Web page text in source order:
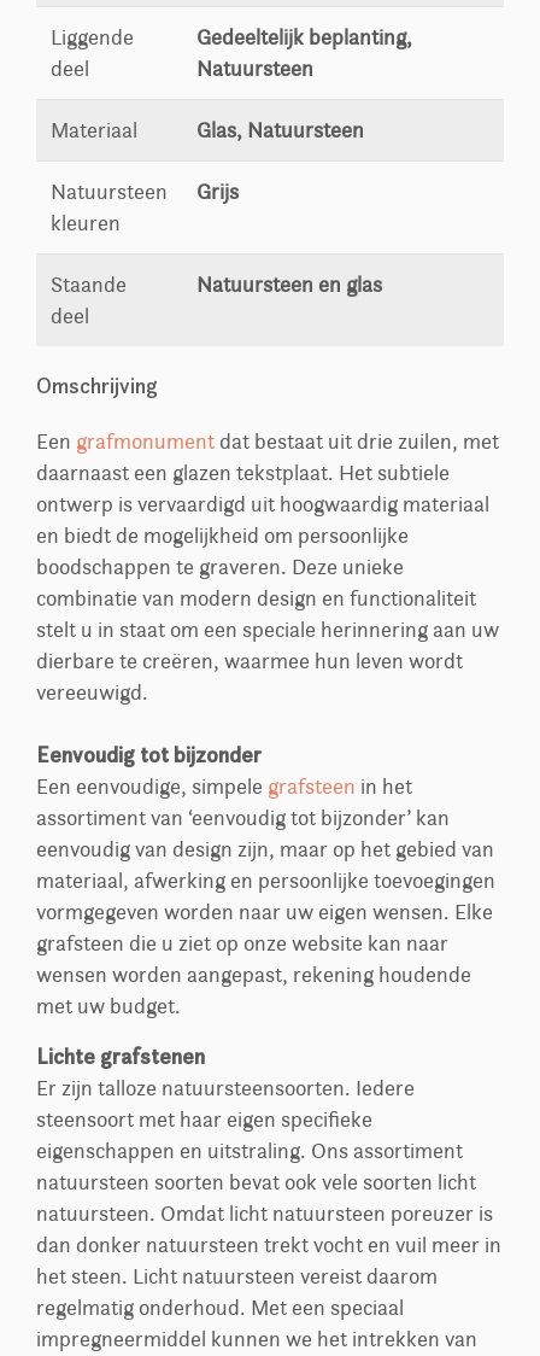
Liggende
deel
Gedeeltelijk beplanting,
Natuursteen
Materiaal Glas, Natuursteen
Natuursteen
kleuren
Grijs
Staande
deel
Natuursteen en glas
Omschrijving
Een grafmonument dat bestaat uit drie zuilen, met
daarnaast een glazen tekstplaat. Het subtiele
ontwerp is vervaardigd uit hoogwaardig materiaal
en biedt de mogelijkheid om persoonlijke
boodschappen te graveren. Deze unieke
combinatie van modern design en functionaliteit
stelt u in staat om een speciale herinnering aan uw
dierbare te creëren, waarmee hun leven wordt
vereeuwigd.
Eenvoudig tot bijzonder
Een eenvoudige, simpele grafsteen in het
assortiment van ‘eenvoudig tot bijzonder’ kan
eenvoudig van design zijn, maar op het gebied van
materiaal, afwerking en persoonlijke toevoegingen
vormgegeven worden naar uw eigen wensen. Elke
grafsteen die u ziet op onze website kan naar
wensen worden aangepast, rekening houdende
met uw budget.
Lichte grafstenen
Er zijn talloze natuursteensoorten. Iedere
steensoort met haar eigen specifieke
eigenschappen en uitstraling. Ons assortiment
natuursteen soorten bevat ook vele soorten licht
natuursteen. Omdat licht natuursteen poreuzer is
dan donker natuursteen trekt vocht en vuil meer in
het steen. Licht natuursteen vereist daarom
regelmatig onderhoud. Met een speciaal
impregneermiddel kunnen we het intrekken van